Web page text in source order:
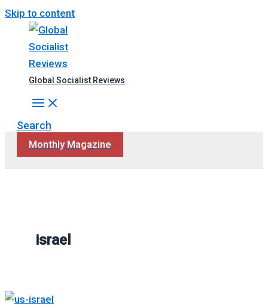
Skip to content
Global Socialist Reviews
Search
Monthly Magazine
israel